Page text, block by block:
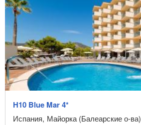
H10 Blue Mar 4*
Испания, Майорка (Балеарские о-ва)